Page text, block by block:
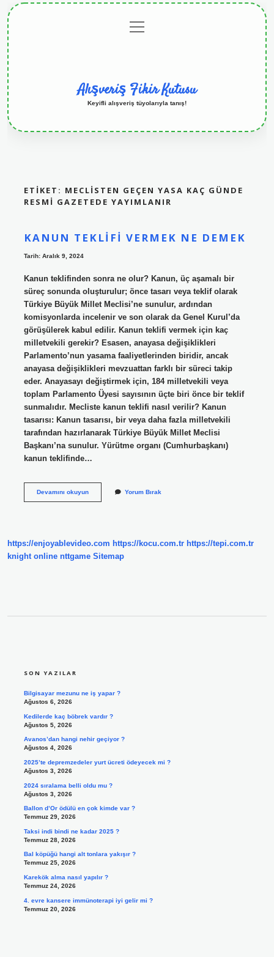
menüyü
aç
Alışveriş Fikir Kutusu
Keyifli alışveriş tüyolarıyla tanış!
ETIKET: MECLISTEN GEÇEN YASA KAÇ GÜNDE
RESMI GAZETEDE YAYIMLANIR
KANUN TEKLIFI VERMEK NE DEMEK
Tarih: Aralık 9, 2024
Kanun teklifinden sonra ne olur? Kanun, üç aşamalı bir
süreç sonunda oluşturulur; önce tasarı veya teklif olarak
Türkiye Büyük Millet Meclisi’ne sunulur, ardından
komisyonlarda incelenir ve son olarak da Genel Kurul’da
görüşülerek kabul edilir. Kanun teklifi vermek için kaç
milletvekili gerekir? Esasen, anayasa değişiklikleri
Parlamento’nun yasama faaliyetlerinden biridir, ancak
anayasa değişiklikleri mevzuattan farklı bir süreci takip
eder. Anayasayı değiştirmek için, 184 milletvekili veya
toplam Parlamento Üyesi sayısının üçte biri önce bir teklif
sunmalıdır. Mecliste kanun teklifi nasıl verilir? Kanun
tasarısı: Kanun tasarısı, bir veya daha fazla milletvekili
tarafından hazırlanarak Türkiye Büyük Millet Meclisi
Başkanı’na sunulur. Yürütme organı (Cumhurbaşkanı)
kanun teklifinde…
Devamını okuyunKanun
Yorum Bırak
https://enjoyablevideo.com https://kocu.com.tr https://tepi.com.tr
knight online nttgame Sitemap
SON YAZILAR
Bilgisayar mezunu ne iş yapar ?
Ağustos 6, 2026
Kedilerde kaç böbrek vardır ?
Ağustos 5, 2026
Avanos’dan hangi nehir geçiyor ?
Ağustos 4, 2026
2025’te depremzedeler yurt ücreti ödeyecek mi ?
Ağustos 3, 2026
2024 sıralama belli oldu mu ?
Ağustos 3, 2026
Ballon d’Or ödülü en çok kimde var ?
Temmuz 29, 2026
Taksi indi bindi ne kadar 2025 ?
Temmuz 28, 2026
Bal köpüğü hangi alt tonlara yakışır ?
Temmuz 25, 2026
Karekök alma nasıl yapılır ?
Temmuz 24, 2026
4. evre kansere immünoterapi iyi gelir mi ?
Temmuz 20, 2026